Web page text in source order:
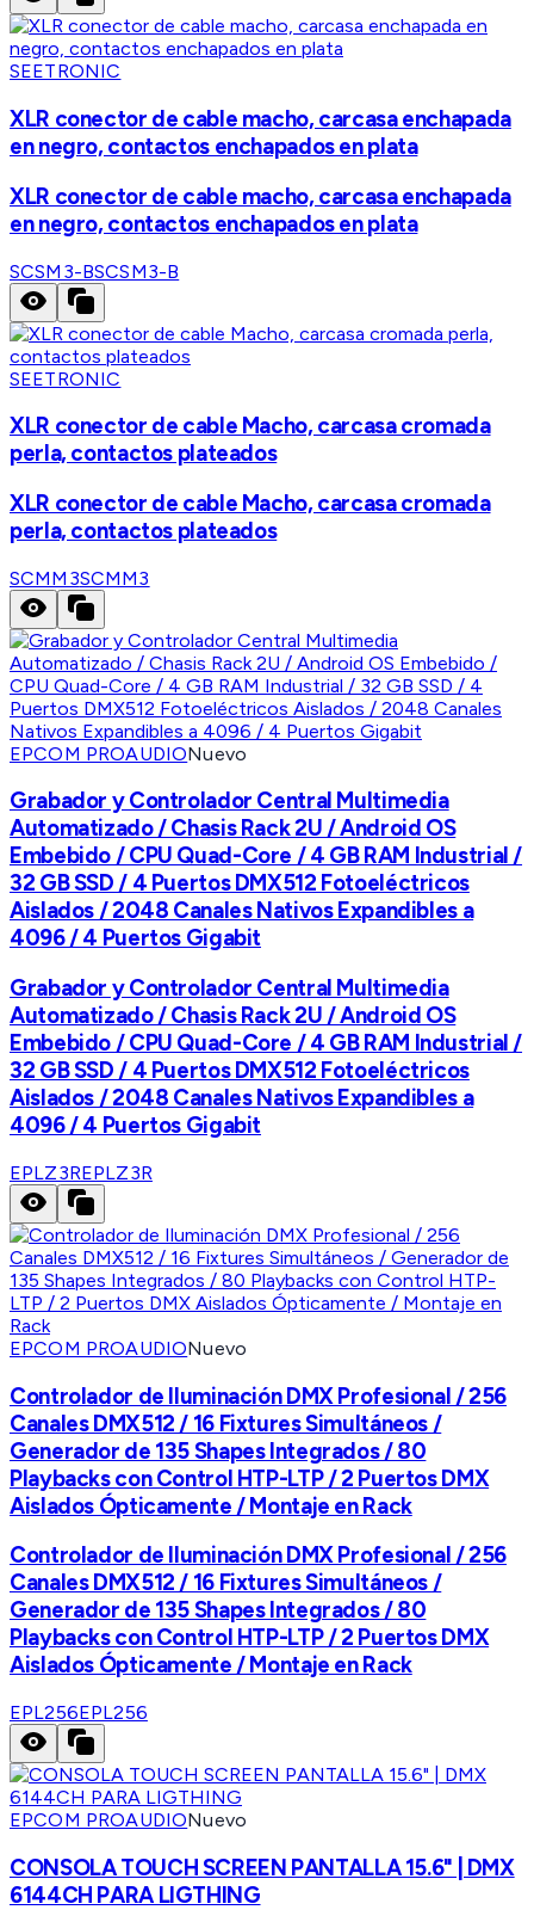
SEETRONIC
XLR conector de cable macho, carcasa enchapada
en negro, contactos enchapados en plata
XLR conector de cable macho, carcasa enchapada
en negro, contactos enchapados en plata
SCSM3-BSCSM3-B
SEETRONIC
XLR conector de cable Macho, carcasa cromada
perla, contactos plateados
XLR conector de cable Macho, carcasa cromada
perla, contactos plateados
SCMM3SCMM3
EPCOM PROAUDIONuevo
Grabador y Controlador Central Multimedia
Automatizado / Chasis Rack 2U / Android OS
Embebido / CPU Quad-Core / 4 GB RAM Industrial /
32 GB SSD / 4 Puertos DMX512 Fotoeléctricos
Aislados / 2048 Canales Nativos Expandibles a
4096 / 4 Puertos Gigabit
Grabador y Controlador Central Multimedia
Automatizado / Chasis Rack 2U / Android OS
Embebido / CPU Quad-Core / 4 GB RAM Industrial /
32 GB SSD / 4 Puertos DMX512 Fotoeléctricos
Aislados / 2048 Canales Nativos Expandibles a
4096 / 4 Puertos Gigabit
EPLZ3REPLZ3R
EPCOM PROAUDIONuevo
Controlador de Iluminación DMX Profesional / 256
Canales DMX512 / 16 Fixtures Simultáneos /
Generador de 135 Shapes Integrados / 80
Playbacks con Control HTP-LTP / 2 Puertos DMX
Aislados Ópticamente / Montaje en Rack
Controlador de Iluminación DMX Profesional / 256
Canales DMX512 / 16 Fixtures Simultáneos /
Generador de 135 Shapes Integrados / 80
Playbacks con Control HTP-LTP / 2 Puertos DMX
Aislados Ópticamente / Montaje en Rack
EPL256EPL256
EPCOM PROAUDIONuevo
CONSOLA TOUCH SCREEN PANTALLA 15.6" | DMX
6144CH PARA LIGTHING